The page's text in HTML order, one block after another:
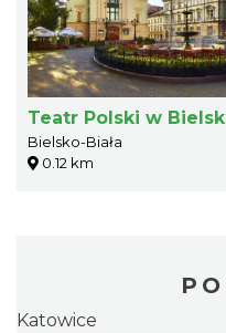
Teatr Polski w
Bielsko-Biała
0.12 km
Katowice